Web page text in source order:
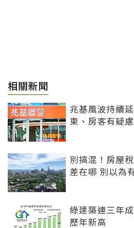
相關新聞
兆基風波持續
東、房客有疑
別搞混！房屋
差在哪 別以為
綠建築連三年
歷年新高